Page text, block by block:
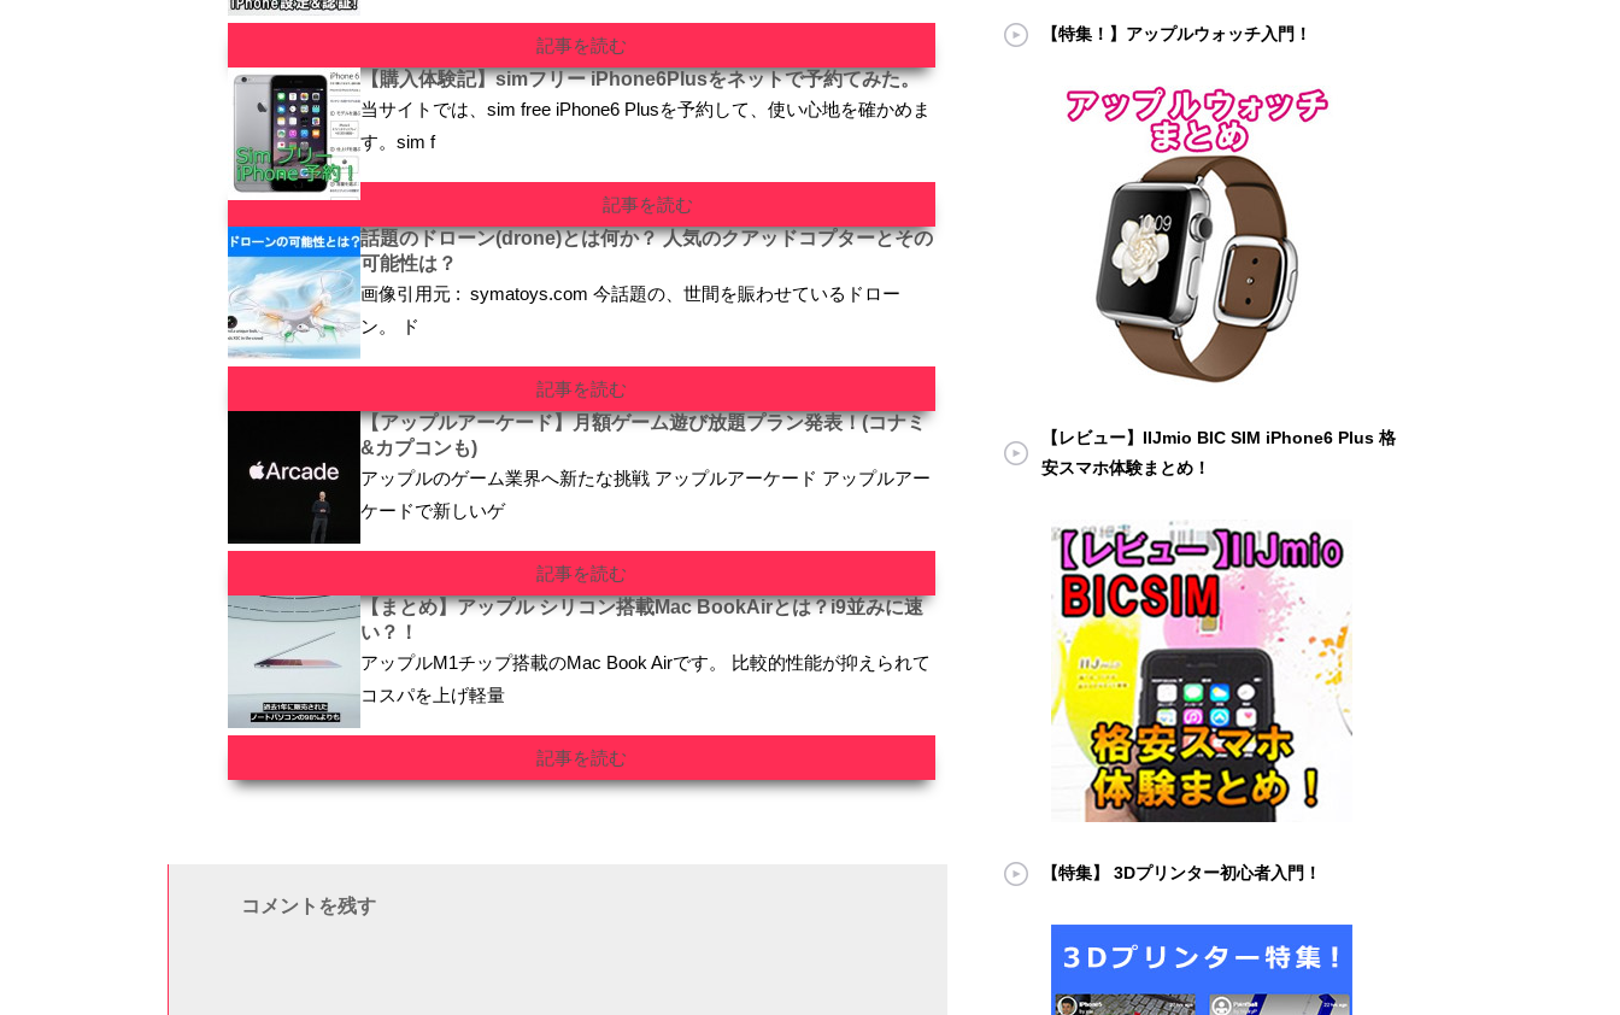
記事を読む
【購入体験記】simフリー iPhone6Plusをネットで予約てみた。
当サイトでは、sim free iPhone6 Plusを予約して、使い心地を確かめま
す。sim f
記事を読む
話題のドローン(drone)とは何か？ 人気のクアッドコプターとその
可能性は？
画像引用元 : symatoys.com 今話題の、世間を賑わせているドロー
ン。 ド
記事を読む
【アップルアーケード】月額ゲーム遊び放題プラン発表！(コナミ
&カプコンも)
アップルのゲーム業界へ新たな挑戦 アップルアーケード アップルアー
ケードで新しいゲ
記事を読む
【まとめ】アップル シリコン搭載Mac BookAirとは？i9並みに速
い？！
アップルM1チップ搭載のMac Book Airです。 比較的性能が抑えられて
コスパを上げ軽量
記事を読む
コメントを残す
【特集！】アップルウォッチ入門！
【レビュー】IIJmio BIC SIM iPhone6 Plus 格
安スマホ体験まとめ！
【特集】 3Dプリンター初心者入門！